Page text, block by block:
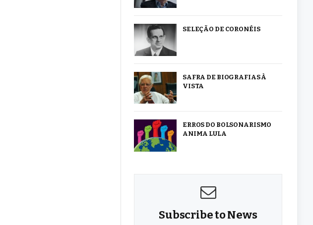
SELEÇÃO DE CORONÉIS
SAFRA DE BIOGRAFIAS À
VISTA
ERROS DO BOLSONARISMO
ANIMA LULA
Subscribe to News